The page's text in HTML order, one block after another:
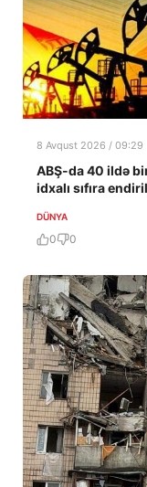
8 Avqust 2026 / 09:29
ABŞ-da 40 ildə
idxalı sıfıra
DÜNYA
0 0